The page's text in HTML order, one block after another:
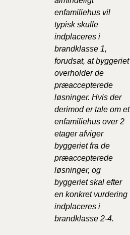
enfamiliehus vil
typisk skulle
indplaceres i
brandklasse 1,
forudsat, at byggeriet
overholder de
præaccepterede
løsninger. Hvis der
derimod er tale om et
enfamiliehus over 2
etager afviger
byggeriet fra de
præaccepterede
løsninger, og
byggeriet skal efter
en konkret vurdering
indplaceres i
brandklasse 2-4.